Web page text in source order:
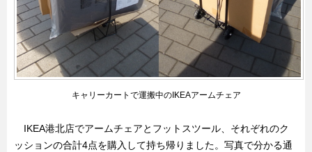
キャリーカートで運搬中のIKEAアームチェア
IKEA港北店でアームチェアとフットスツール、それぞれのク
ッションの合計4点を購入して持ち帰りました。写真で分かる通